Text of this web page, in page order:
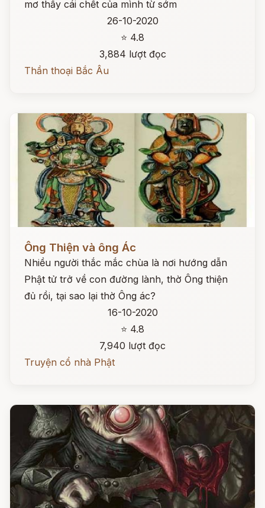
mơ thấy cái chết của mình từ sớm
26-10-2020
⭐ 4.8
3,884 lượt đọc
Thần thoại Bắc Âu
Đọc ngay
Ông Thiện và ông Ác
Nhiều người thắc mắc chùa là nơi hướng dẫn
Phật tử trở về con đường lành, thờ Ông thiện
đủ rồi, tại sao lại thờ Ông ác?
16-10-2020
⭐ 4.8
7,940 lượt đọc
Truyện cổ nhà Phật